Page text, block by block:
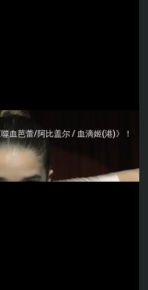
血芭蕾/阿比盖尔 / 血滴姬(港)》！